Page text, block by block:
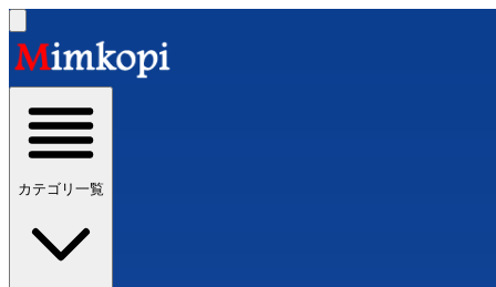
カテゴリ一覧